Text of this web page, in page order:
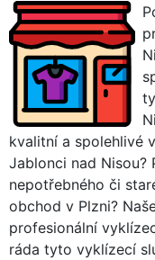
kvalitní a spolehlivé
Jablonci nad
nepotřebného či
obchod v Plzni?
profesionální
ráda tyto vyklízecí